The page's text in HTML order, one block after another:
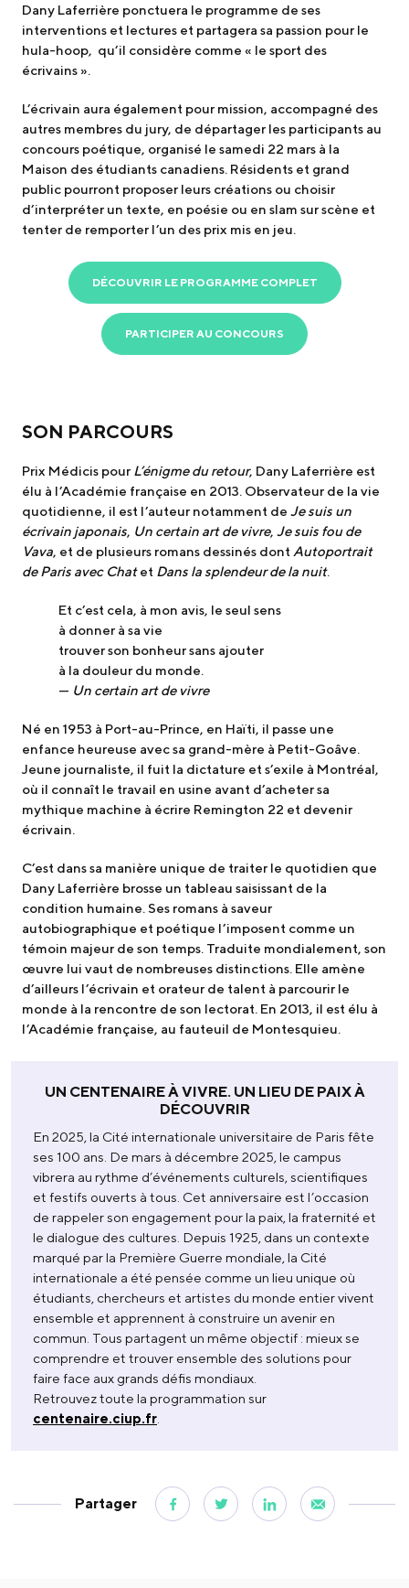
Dany Laferrière ponctuera le programme de ses
interventions et lectures et partagera sa passion pour le
hula-hoop, qu’il considère comme « le sport des
écrivains ».
L’écrivain aura également pour mission, accompagné des
autres membres du jury, de départager les participants au
concours poétique, organisé le samedi 22 mars à la
Maison des étudiants canadiens. Résidents et grand
public pourront proposer leurs créations ou choisir
d’interpréter un texte, en poésie ou en slam sur scène et
tenter de remporter l’un des prix mis en jeu.
DÉCOUVRIR LE PROGRAMME COMPLET
PARTICIPER AU CONCOURS
SON PARCOURS
Prix Médicis pour L’énigme du retour, Dany Laferrière est
élu à l’Académie française en 2013. Observateur de la vie
quotidienne, il est l’auteur notamment de Je suis un
écrivain japonais, Un certain art de vivre, Je suis fou de
Vava, et de plusieurs romans dessinés dont Autoportrait
de Paris avec Chatet Dans la splendeur de la nuit.
Et c’est cela, à mon avis, le seul sens
à donner à sa vie
trouver son bonheur sans ajouter
à la douleur du monde.
— Un certain art de vivre
Né en 1953 à Port-au-Prince, en Haïti, il passe une
enfance heureuse avec sa grand-mère à Petit-Goâve.
Jeune journaliste, il fuit la dictature et s’exile à Montréal,
où il connaît le travail en usine avant d’acheter sa
mythique machine à écrire Remington 22 et devenir
écrivain.
C’est dans sa manière unique de traiter le quotidien que
Dany Laferrière brosse un tableau saisissant de la
condition humaine. Ses romans à saveur
autobiographique et poétique l’imposent comme un
témoin majeur de son temps. Traduite mondialement, son
œuvre lui vaut de nombreuses distinctions. Elle amène
d’ailleurs l’écrivain et orateur de talent à parcourir le
monde à la rencontre de son lectorat. En 2013, il est élu à
l’Académie française, au fauteuil de Montesquieu.
UN CENTENAIRE À VIVRE. UN LIEU DE PAIX À
DÉCOUVRIR
En 2025, la Cité internationale universitaire de Paris fête
ses 100 ans. De mars à décembre 2025, le campus
vibrera au rythme d’événements culturels, scientifiques
et festifs ouverts à tous. Cet anniversaire est l’occasion
de rappeler son engagement pour la paix, la fraternité et
le dialogue des cultures. Depuis 1925, dans un contexte
marqué par la Première Guerre mondiale, la Cité
internationale a été pensée comme un lieu unique où
étudiants, chercheurs et artistes du monde entier vivent
ensemble et apprennent à construire un avenir en
commun. Tous partagent un même objectif : mieux se
comprendre et trouver ensemble des solutions pour
faire face aux grands défis mondiaux.
Retrouvez toute la programmation sur
centenaire.ciup.fr
Partager